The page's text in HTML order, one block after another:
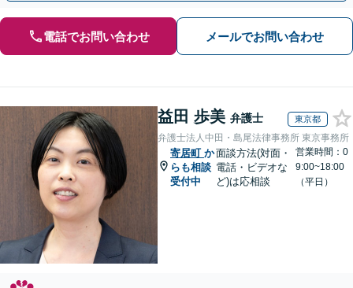
電話でお問い合わせ メールでお問い合わせ
益田 歩美 弁護士 東京都
弁護士法人中田・島尾法律事務所 東京事務所
寄居町 か
らも相談
受付中
面談方法(対面・
電話・ビデオな
ど)は応相談
営業時間：0
9:00~18:00
（平日）